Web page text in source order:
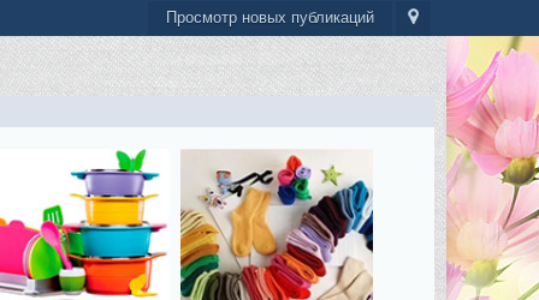
Просмотр новых публикаций